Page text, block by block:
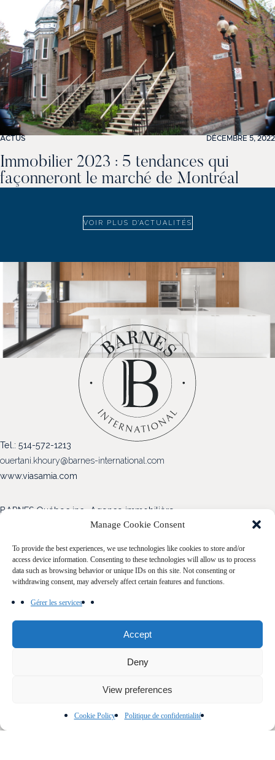
Manage Cookie Consent
To provide the best experiences, we use technologies like cookies to store and/or
access device information. Consenting to these technologies will allow us to process
data such as browsing behavior or unique IDs on this site. Not consenting or
withdrawing consent, may adversely affect certain features and functions.
Gérer les services
Accept
Deny
View preferences
Cookie Policy Politique de confidentialité
ACTUS DÉCEMBRE 5, 2022
Immobilier 2023 : 5 tendances qui
façonneront le marché de Montréal
VOIR PLUS D'ACTUALITÉS
Tel.: 514-572-1213
ouertani.khoury@barnes-international.com
www.viasamia.com
BARNES Québec inc., Agence immobilière
1472 Rue Sherbrooke O
Blogue
Nos propriétés
Acheter